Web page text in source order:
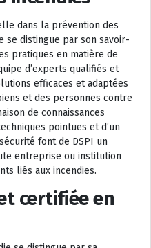
dans la prévention des
se distingue par son savoir-
pratiques en matière de
d’experts qualifiés et
efficaces et adaptées
et des personnes contre
de connaissances
pointues et d’un
font de DSPI un
entreprise ou institution
liés aux incendies.
certifiée en